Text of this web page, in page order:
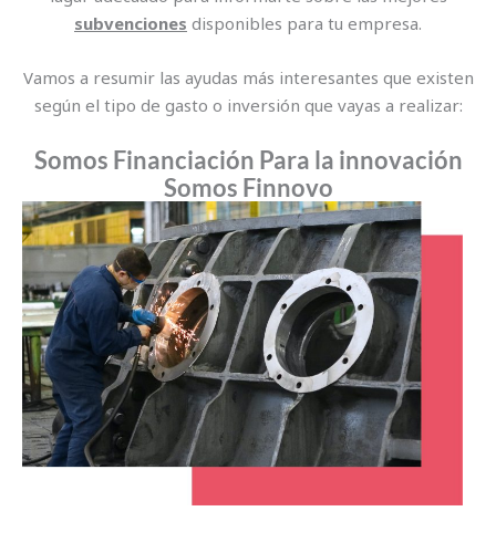
subvenciones disponibles para tu empresa.
Vamos a resumir las ayudas más interesantes que existen
según el tipo de gasto o inversión que vayas a realizar:
Somos Financiación Para la innovación
Somos Finnovo